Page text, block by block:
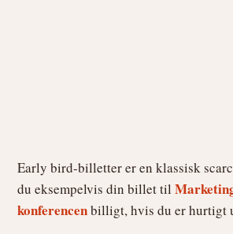
Early bird-billetter er en klassisk
du eksempelvis din billet til
konferencenbilligt, hvis du er hurtigt